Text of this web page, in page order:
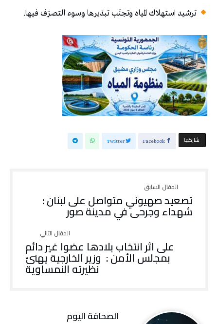
ترشيد استهلاك المياه وتجنّب تبذيرها وسوء التصرّف فيها.
‫‫ شاركها‬ Facebook
Twitter
تصعيد صهيوني متواصل على لبنان :
شهداء وجرحى في مدينة صور
على اثر انتخاب بلادها عضوا غير دائم
بمجلس الأمن : وزير الخارجية يهنئ
نظيرته النمساوية